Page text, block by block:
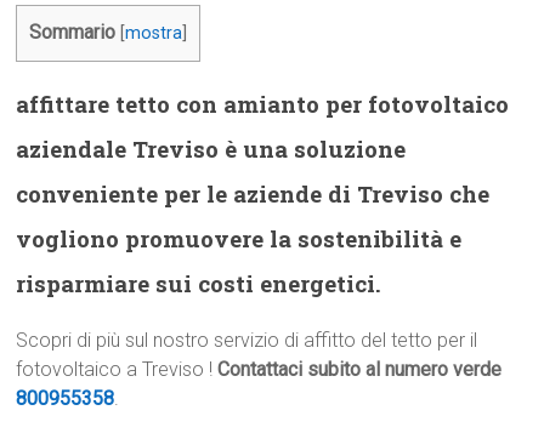
Sommario [mostra
affittare tetto con amianto per fotovoltaico
aziendale Treviso è una soluzione
conveniente per le aziende di Treviso che
vogliono promuovere la sostenibilità e
risparmiare sui costi energetici.
Scopri di più sul nostro servizio di affitto del tetto per il
fotovoltaico a Treviso !Contattaci subito al numero verde
800955358.